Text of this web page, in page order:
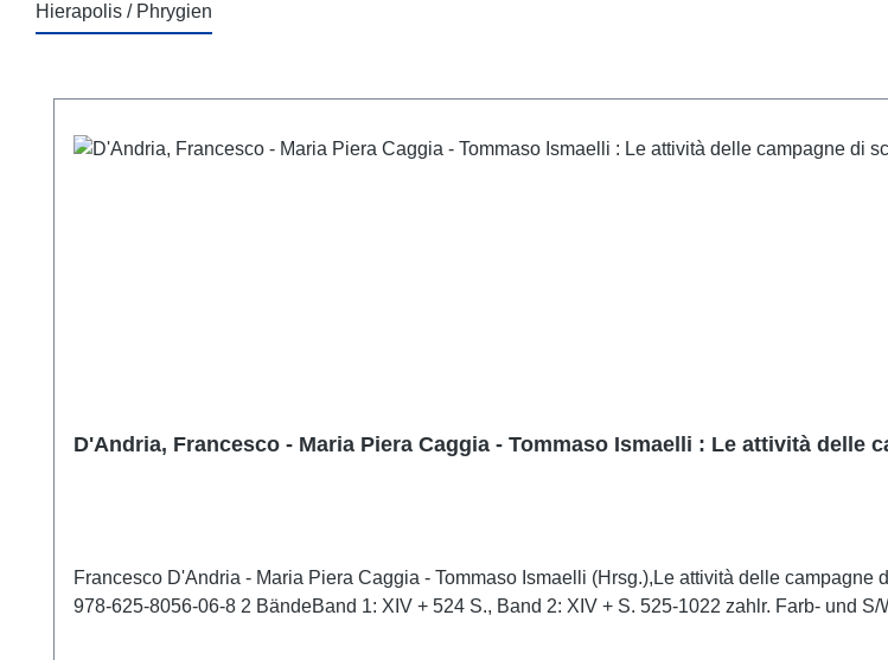
Hierapolis / Phrygien
D'Andria, Francesco - Maria Piera Caggia - Tommaso Ismaelli : Le attività delle
Francesco D'Andria - Maria Piera Caggia - Tommaso Ismaelli (Hrsg.),Le attività delle
978-625-8056-06-8 2 BändeBand 1: XIV + 524 S., Band 2: XIV + S. 525-1022 zahlr. Farb-